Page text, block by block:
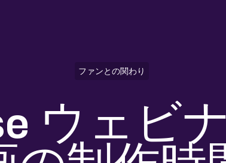
ファンとの関わり
ウェビ